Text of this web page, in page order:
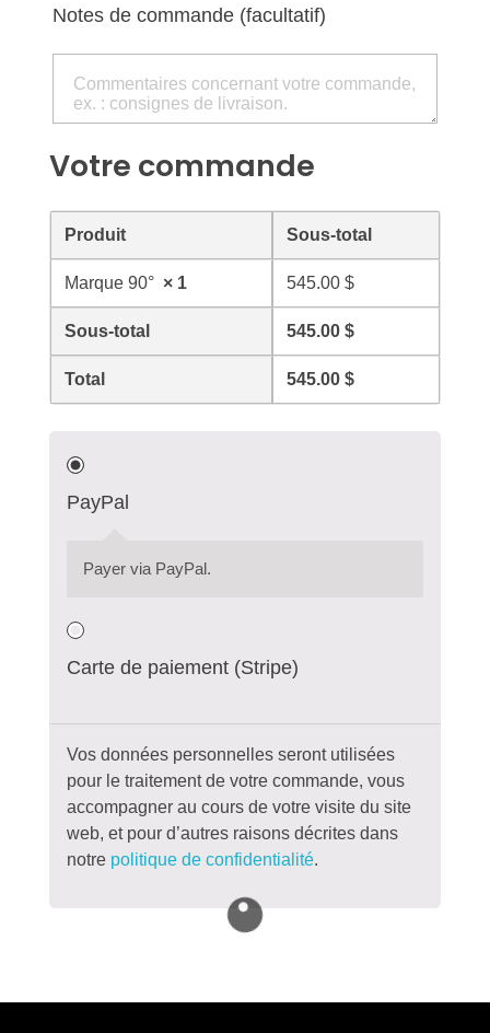
Notes de commande (facultatif)
Votre commande
Produit Sous-total
Marque 90° × 1 545.00 $
Sous-total 545.00 $
Total 545.00 $
PayPal
Payer via PayPal.
Carte de paiement (Stripe)
Vos données personnelles seront utilisées
pour le traitement de votre commande, vous
accompagner au cours de votre visite du site
web, et pour d’autres raisons décrites dans
notre politique de confidentialité.